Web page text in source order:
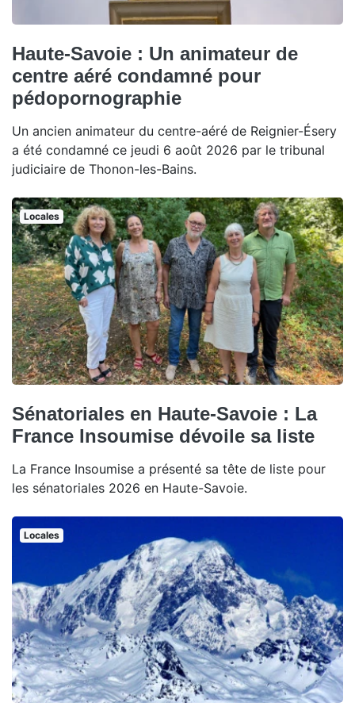
Haute-Savoie : Un animateur de
centre aéré condamné pour
pédopornographie
Un ancien animateur du centre-aéré de Reignier-Ésery
a été condamné ce jeudi 6 août 2026 par le tribunal
judiciaire de Thonon-les-Bains.
Locales
Sénatoriales en Haute-Savoie : La
France Insoumise dévoile sa liste
La France Insoumise a présenté sa tête de liste pour
les sénatoriales 2026 en Haute-Savoie.
Locales